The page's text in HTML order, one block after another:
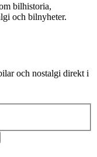
bilhistoria,
och bilnyheter.
och nostalgi direkt i